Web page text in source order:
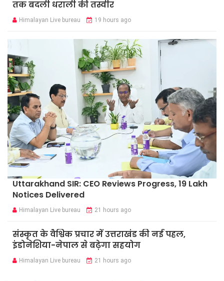
तक बदली धराली की तस्वीर
Himalayan Live bureau 19 hours ago
Uttarakhand SIR: CEO Reviews Progress, 19 Lakh
Notices Delivered
Himalayan Live bureau 21 hours ago
संस्कृत के वैश्विक प्रचार में उत्तराखंड की नई पहल,
इंडोनेशिया-नेपाल से बढ़ेगा सहयोग
Himalayan Live bureau 21 hours ago